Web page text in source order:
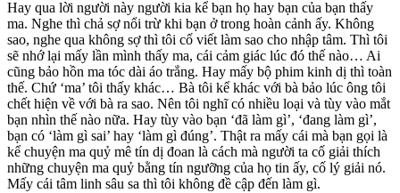
Hay qua lời người này người kia kể bạn họ hay bạn của bạn thấy
ma. Nghe thì chả sợ nổi trừ khi bạn ở trong hoàn cảnh ấy. Không
sao, nghe qua không sợ thì tôi cố viết làm sao cho nhập tâm. Thì tôi
sẽ nhớ lại mấy lần mình thấy ma, cái cảm giác lúc đó thế nào… Ai
cũng bảo hồn ma tóc dài áo trắng. Hay mấy bộ phim kinh dị thì toàn
thế. Chứ ‘ma’ tôi thấy khác… Bà tôi kể khác với bà bảo lúc ông tôi
chết hiện về với bà ra sao. Nên tôi nghĩ có nhiều loại và tùy vào mắt
bạn nhìn thế nào nữa. Hay tùy vào bạn ‘đã làm gì’, ‘đang làm gì’,
bạn có ‘làm gì sai’ hay ‘làm gì đúng’. Thật ra mấy cái mà bạn gọi là
kể chuyện ma quỷ mê tín dị đoan là cách mà người ta cố giải thích
những chuyện ma quỷ bằng tín ngưỡng của họ tin ấy, cố lý giải nó.
Mấy cái tâm linh sâu sa thì tôi không đề cập đến làm gì.